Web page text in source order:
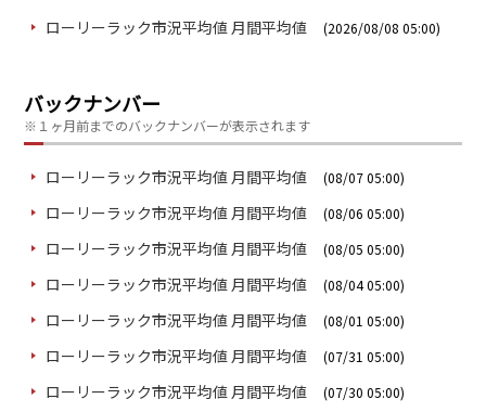
ローリーラック市況平均値 月間平均値 (2026/08/08 05:00)
バックナンバー
※１ヶ月前までのバックナンバーが表示されます
ローリーラック市況平均値 月間平均値 (08/07 05:00)
ローリーラック市況平均値 月間平均値 (08/06 05:00)
ローリーラック市況平均値 月間平均値 (08/05 05:00)
ローリーラック市況平均値 月間平均値 (08/04 05:00)
ローリーラック市況平均値 月間平均値 (08/01 05:00)
ローリーラック市況平均値 月間平均値 (07/31 05:00)
ローリーラック市況平均値 月間平均値 (07/30 05:00)